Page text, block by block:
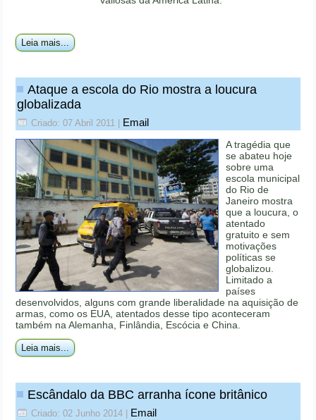
Leia mais...
Ataque a escola do Rio mostra a loucura
globalizada
Criado: 07 Abril 2011 Email
A tragédia que
se abateu hoje
sobre uma
escola municipal
do Rio de
Janeiro mostra
que a loucura, o
atentado
gratuito e sem
motivações
políticas se
globalizou.
Limitado a
países
desenvolvidos, alguns com grande liberalidade na aquisição de
armas, como os EUA, atentados desse tipo aconteceram
também na Alemanha, Finlândia, Escócia e China.
Leia mais...
Escândalo da BBC arranha ícone britânico
Criado: 02 Junho 2014 Email